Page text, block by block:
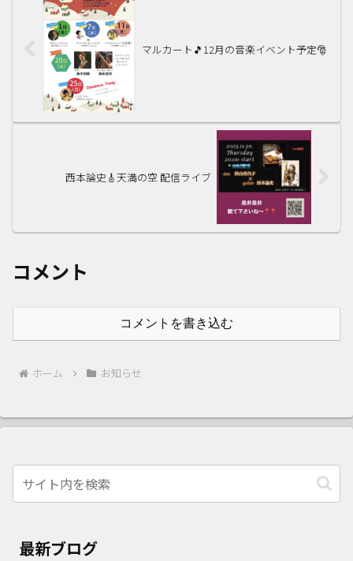
マルカート🎵12月の音楽イベント予定🎅
西本論史🎸天満の空 配信ライブ
コメント
コメントを書き込む
ホーム お知らせ
最新ブログ